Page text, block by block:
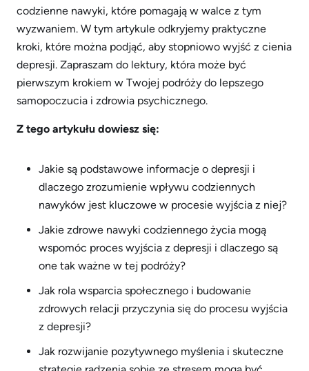
codzienne nawyki, które pomagają w walce z tym
wyzwaniem. W tym artykule odkryjemy praktyczne
kroki, które można podjąć, aby stopniowo wyjść z cienia
depresji. Zapraszam do lektury, która może być
pierwszym krokiem w Twojej podróży do lepszego
samopoczucia i zdrowia psychicznego.
Z tego artykułu dowiesz się:
Jakie są podstawowe informacje o depresji i
dlaczego zrozumienie wpływu codziennych
nawyków jest kluczowe w procesie wyjścia z niej?
Jakie zdrowe nawyki codziennego życia mogą
wspomóc proces wyjścia z depresji i dlaczego są
one tak ważne w tej podróży?
Jak rola wsparcia społecznego i budowanie
zdrowych relacji przyczynia się do procesu wyjścia
z depresji?
Jak rozwijanie pozytywnego myślenia i skuteczne